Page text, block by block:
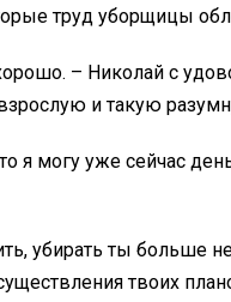
труд уборщицы
– Николай с
и такую
я могу уже сейчас
убирать ты больше
твоих